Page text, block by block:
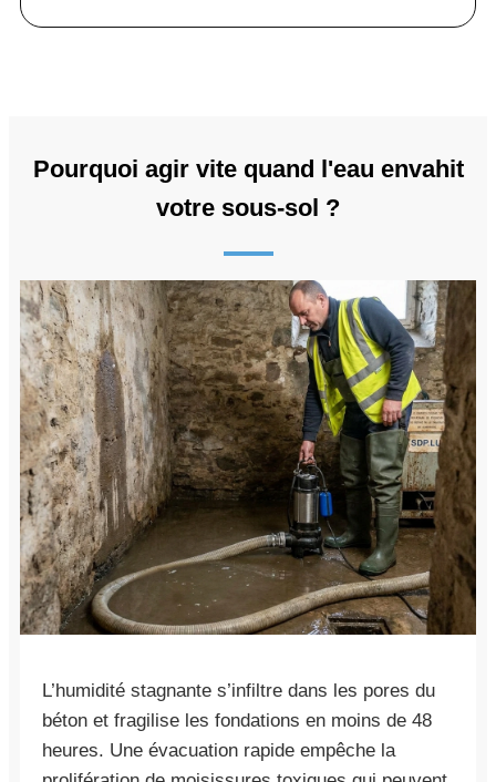
Pourquoi agir vite quand l'eau envahit
votre sous-sol ?
L’humidité stagnante s’infiltre dans les pores du
béton et fragilise les fondations en moins de 48
heures. Une évacuation rapide empêche la